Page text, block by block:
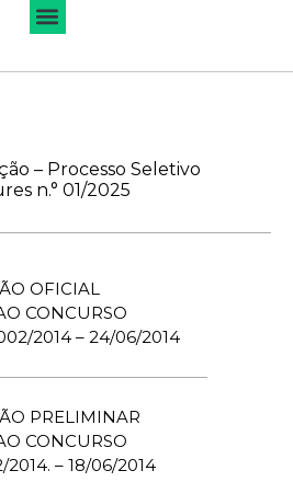
– Processo Seletivo
n.° 01/2025
OFICIAL
CONCURSO
2014 – 24/06/2014
PRELIMINAR
CONCURSO
– 18/06/2014